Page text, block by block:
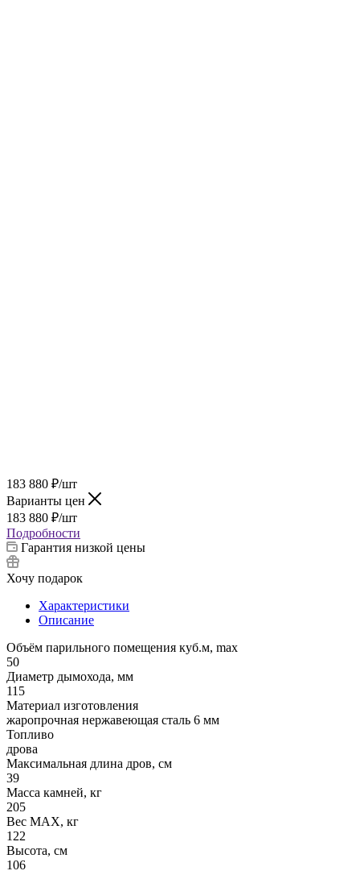
183 880 ₽/шт
Варианты цен
183 880 ₽/шт
Подробности
Гарантия низкой цены
Хочу подарок
Характеристики
Описание
Объём парильного помещения куб.м, max
50
Диаметр дымохода, мм
115
Материал изготовления
жаропрочная нержавеющая сталь 6 мм
Топливо
дрова
Максимальная длина дров, см
39
Масса камней, кг
205
Вес МАХ, кг
122
Высота, см
106